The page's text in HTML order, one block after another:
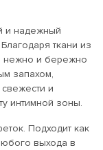
и надежный
ткани из
нежно и бережно
запахом,
и
интимной зоны.
Подходит как
выхода в